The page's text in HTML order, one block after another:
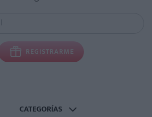
REGISTRARME
CATEGORÍAS